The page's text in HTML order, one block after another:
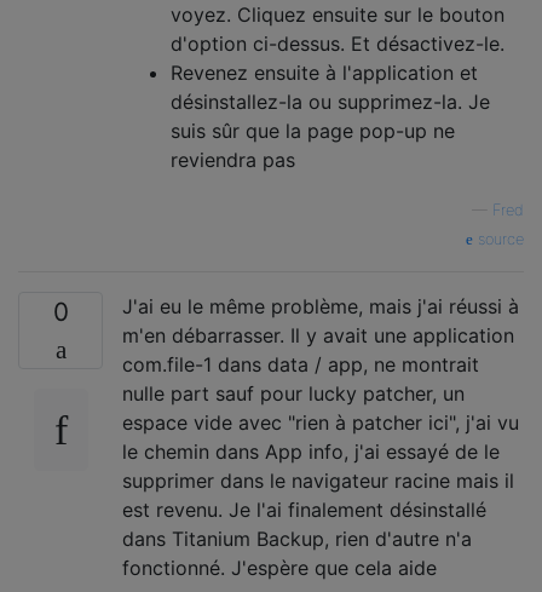
voyez. Cliquez ensuite sur le bouton
d'option ci-dessus. Et désactivez-le.
Revenez ensuite à l'application et
désinstallez-la ou supprimez-la. Je
suis sûr que la page pop-up ne
reviendra pas
Fred
source
0
J'ai eu le même problème, mais j'ai réussi à
m'en débarrasser. Il y avait une application
com.file-1 dans data / app, ne montrait
nulle part sauf pour lucky patcher, un
espace vide avec "rien à patcher ici", j'ai vu
le chemin dans App info, j'ai essayé de le
supprimer dans le navigateur racine mais il
est revenu. Je l'ai finalement désinstallé
dans Titanium Backup, rien d'autre n'a
fonctionné. J'espère que cela aide